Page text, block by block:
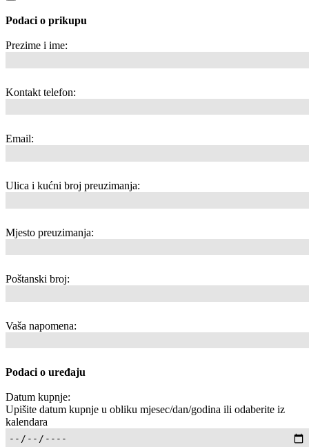
Podaci o prikupu
Prezime i ime:
Kontakt telefon:
Email:
Ulica i kućni broj preuzimanja:
Mjesto preuzimanja:
Poštanski broj:
Vaša napomena:
Podaci o uređaju
Datum kupnje:
Upišite datum kupnje u obliku mjesec/dan/godina ili odaberite iz
kalendara